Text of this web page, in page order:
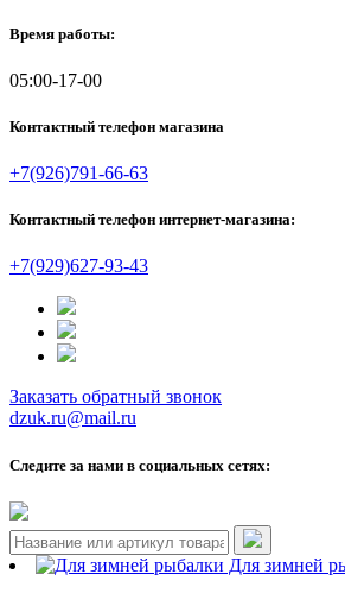
Время работы:
05:00-17-00
Контактный телефон магазина
+7(926)791-66-63
Контактный телефон интернет-магазина:
+7(929)627-93-43
Заказать обратный звонок
dzuk.ru@mail.ru
Следите за нами в социальных сетях:
Для зимней